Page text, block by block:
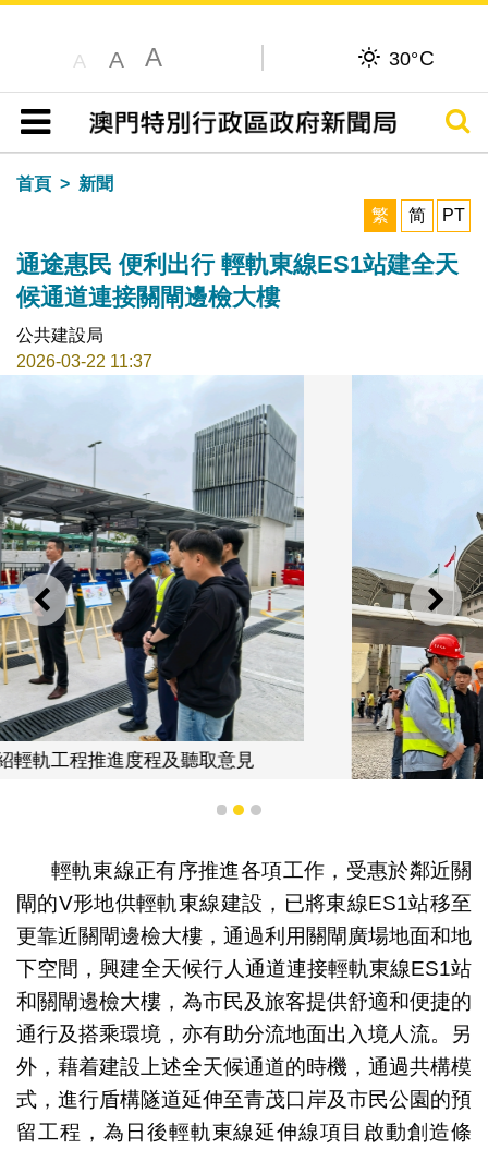
A A A 30°C
目錄
搜尋
首頁
新聞
繁
简 PT
通途惠民 便利出行 輕軌東線ES1站建全天
候通道連接關閘邊檢大樓
公共建設局
2026-03-22 11:37
上一則 下一
公建局向坊會介紹輕軌工程推進度程及聽取意見
1 2 3
輕軌東線正有序推進各項工作，受惠於鄰近關
閘的V形地供輕軌東線建設，已將東線ES1站移至
更靠近關閘邊檢大樓，通過利用關閘廣場地面和地
下空間，興建全天候行人通道連接輕軌東線ES1站
和關閘邊檢大樓，為市民及旅客提供舒適和便捷的
通行及搭乘環境，亦有助分流地面出入境人流。另
外，藉着建設上述全天候通道的時機，通過共構模
式，進行盾構隧道延伸至青茂口岸及市民公園的預
留工程，為日後輕軌東線延伸線項目啟動創造條